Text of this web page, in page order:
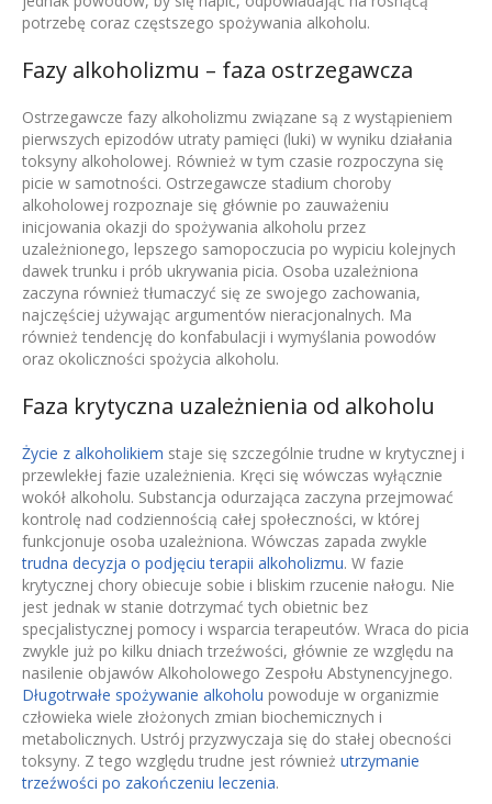
potrzebę coraz częstszego spożywania alkoholu.
Fazy alkoholizmu – faza ostrzegawcza
Ostrzegawcze fazy alkoholizmu związane są z wystąpieniem
pierwszych epizodów utraty pamięci (luki) w wyniku działania
toksyny alkoholowej. Również w tym czasie rozpoczyna się
picie w samotności. Ostrzegawcze stadium choroby
alkoholowej rozpoznaje się głównie po zauważeniu
inicjowania okazji do spożywania alkoholu przez
uzależnionego, lepszego samopoczucia po wypiciu kolejnych
dawek trunku i prób ukrywania picia. Osoba uzależniona
zaczyna również tłumaczyć się ze swojego zachowania,
najczęściej używając argumentów nieracjonalnych. Ma
również tendencję do konfabulacji i wymyślania powodów
oraz okoliczności spożycia alkoholu.
Faza krytyczna uzależnienia od alkoholu
Życie z alkoholikiem staje się szczególnie trudne w krytycznej i
przewlekłej fazie uzależnienia. Kręci się wówczas wyłącznie
wokół alkoholu. Substancja odurzająca zaczyna przejmować
kontrolę nad codziennością całej społeczności, w której
funkcjonuje osoba uzależniona. Wówczas zapada zwykle
trudna decyzja o podjęciu terapii alkoholizmu. W fazie
krytycznej chory obiecuje sobie i bliskim rzucenie nałogu. Nie
jest jednak w stanie dotrzymać tych obietnic bez
specjalistycznej pomocy i wsparcia terapeutów. Wraca do picia
zwykle już po kilku dniach trzeźwości, głównie ze względu na
nasilenie objawów Alkoholowego Zespołu Abstynencyjnego.
Długotrwałe spożywanie alkoholu powoduje w organizmie
człowieka wiele złożonych zmian biochemicznych i
metabolicznych. Ustrój przyzwyczaja się do stałej obecności
toksyny. Z tego względu trudne jest również utrzymanie
trzeźwości po zakończeniu leczenia.